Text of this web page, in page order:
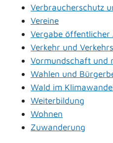
Verbraucherschutz
Vereine
Vergabe
Verkehr und
Vormundschaft und
Wahlen und
Wald im
Weiterbildung
Wohnen
Zuwanderung